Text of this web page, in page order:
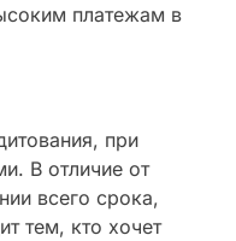
платежам в
при
В отличие от
всего срока,
тем, кто хочет